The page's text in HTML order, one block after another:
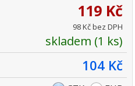
119 Kč
98 Kč bez DPH
skladem (1 ks)
104 Kč